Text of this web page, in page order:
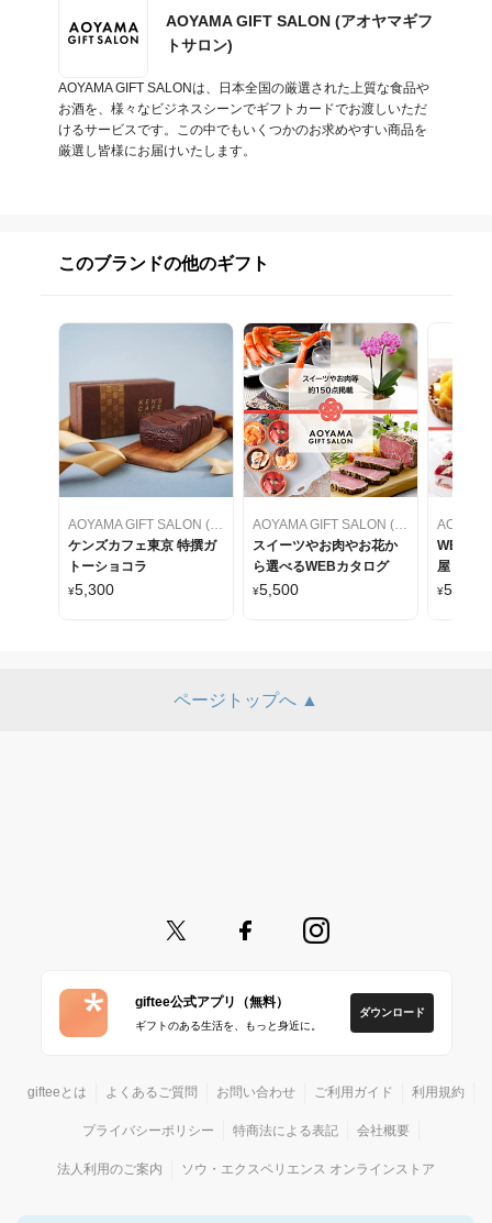
AOYAMA GIFT SALON (アオヤマギフ
トサロン)
AOYAMA GIFT SALONは、日本全国の厳選された上質な食品や
お酒を、様々なビジネスシーンでギフトカードでお渡しいただ
けるサービスです。この中でもいくつかのお求めやすい商品を
厳選し皆様にお届けいたします。
このブランドの他のギフト
AOYAMA GIFT SALON (アオヤマギフトサロン)
ケンズカフェ東京 特撰ガ
トーショコラ
¥5,300
AOYAMA GIFT SALON (アオヤマギフトサロン)
スイーツやお肉やお花か
ら選べるWEBカタログ
¥5,500
WEBカ
屋 ケー
をセレク
¥5,500
ページトップへ ▲
giftee公式アプリ（無料）
ギフトのある生活を、もっと身近に。
ダウンロード
gifteeとは よくあるご質問 お問い合わせ ご利用ガイド 利用規約
プライバシーポリシー 特商法による表記 会社概要
法人利用のご案内 ソウ・エクスペリエンス オンラインストア